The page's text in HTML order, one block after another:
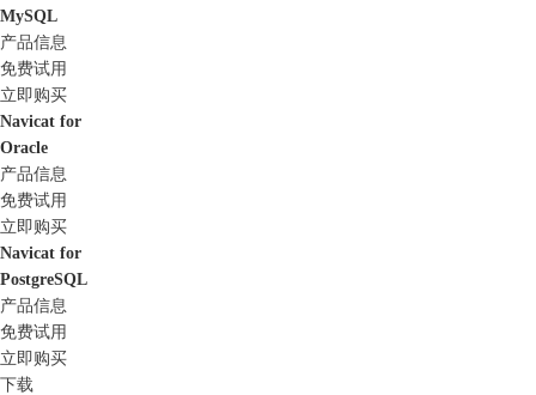
MySQL
产品信息
免费试用
立即购买
Navicat for
Oracle
产品信息
免费试用
立即购买
Navicat for
PostgreSQL
产品信息
免费试用
立即购买
下载